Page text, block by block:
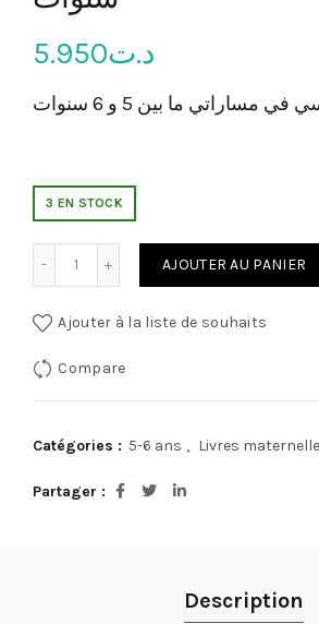
د.ت5.950
في مساراتي ما بين 5 و 6 سنوات
3 EN STOCK
AJOUTER AU PANIER
Ajouter à la liste de souhaits
Compare
Catégories : 5-6 ans , Livres maternelle
Partager
Description